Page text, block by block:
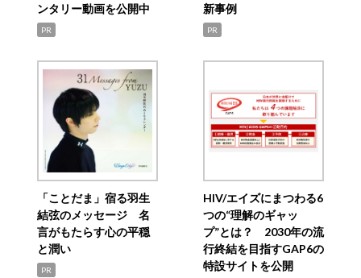
ンタリー動画を公開中
PR
新事例
PR
「ことだま」宿る羽生
結弦のメッセージ 名
言がもたらす心の平穏
と潤い
PR
HIV/エイズにまつわる6
つの“理解のギャッ
プ”とは？ 2030年の流
行終結を目指すGAP6の
特設サイトを公開